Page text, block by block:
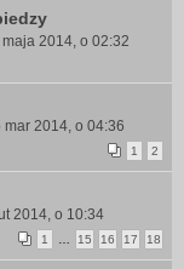
2014, o 02:32
mar 2014, o 04:36
1 2
2014, o 10:34
1 15 16 17 18